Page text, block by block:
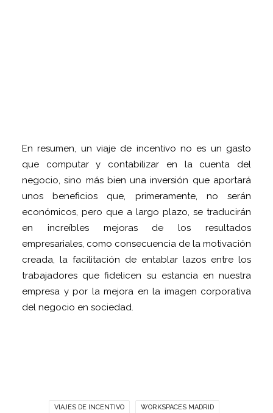
En resumen, un viaje de incentivo no es un gasto
que computar y contabilizar en la cuenta del
negocio, sino más bien una inversión que aportará
unos beneficios que, primeramente, no serán
económicos, pero que a largo plazo, se traducirán
en increíbles mejoras de los resultados
empresariales, como consecuencia de la motivación
creada, la facilitación de entablar lazos entre los
trabajadores que fidelicen su estancia en nuestra
empresa y por la mejora en la imagen corporativa
del negocio en sociedad.
VIAJES DE INCENTIVO WORKSPACES MADRID